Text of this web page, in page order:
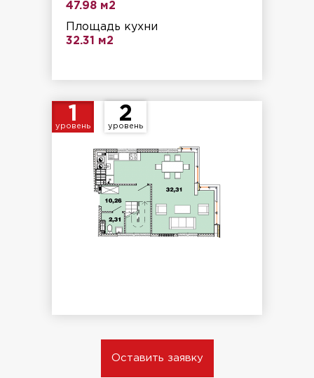
47.98 м2
Площадь кухни
32.31 м2
1
уровень
2
уровень
Оставить заявку